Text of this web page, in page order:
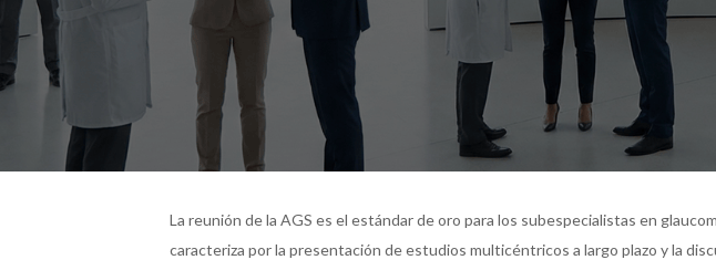
La reunión de la AGS es el estándar de oro para los subespecialistas en
caracteriza por la presentación de estudios multicéntricos a largo plazo y la